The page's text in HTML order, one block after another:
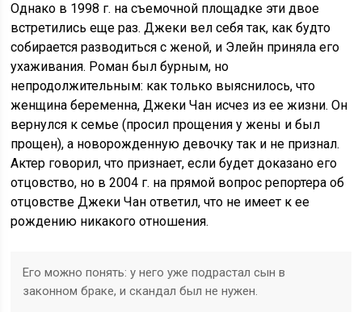
Однако в 1998 г. на съемочной площадке эти двое
встретились еще раз. Джеки вел себя так, как будто
собирается разводиться с женой, и Элейн приняла его
ухаживания. Роман был бурным, но
непродолжительным: как только выяснилось, что
женщина беременна, Джеки Чан исчез из ее жизни. Он
вернулся к семье (просил прощения у жены и был
прощен), а новорожденную девочку так и не признал.
Актер говорил, что признает, если будет доказано его
отцовство, но в 2004 г. на прямой вопрос репортера об
отцовстве Джеки Чан ответил, что не имеет к ее
рождению никакого отношения.
Его можно понять: у него уже подрастал сын в
законном браке, и скандал был не нужен.